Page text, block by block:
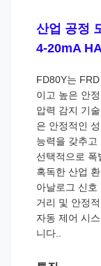
산업 공정
4-20mA
FD80Y는
이고 높은 안
압력 감지 기
은 안정적인
능력을 갖추
선택적으로 폭
혹독한 산업
아날로그 신
거리 및 안정
자동 제어 시
니다..